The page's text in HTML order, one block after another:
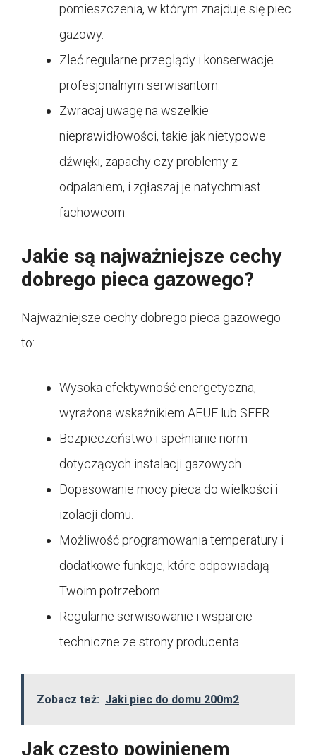
pomieszczenia, w którym znajduje się piec
gazowy.
Zleć regularne przeglądy i konserwacje
profesjonalnym serwisantom.
Zwracaj uwagę na wszelkie
nieprawidłowości, takie jak nietypowe
dźwięki, zapachy czy problemy z
odpalaniem, i zgłaszaj je natychmiast
fachowcom.
Jakie są najważniejsze cechy
dobrego pieca gazowego?
Najważniejsze cechy dobrego pieca gazowego
to:
Wysoka efektywność energetyczna,
wyrażona wskaźnikiem AFUE lub SEER.
Bezpieczeństwo i spełnianie norm
dotyczących instalacji gazowych.
Dopasowanie mocy pieca do wielkości i
izolacji domu.
Możliwość programowania temperatury i
dodatkowe funkcje, które odpowiadają
Twoim potrzebom.
Regularne serwisowanie i wsparcie
techniczne ze strony producenta.
Zobacz też: Jaki piec do domu 200m2
Jak często powinienem